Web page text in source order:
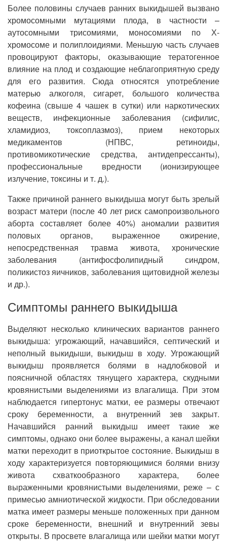
Более половины случаев ранних выкидышей вызвано
хромосомными мутациями плода, в частности –
аутосомными трисомиями, моносомиями по Х-
хромосоме и полиплоидиями. Меньшую часть случаев
провоцируют факторы, оказывающие тератогенное
влияние на плод и создающие неблагоприятную среду
для его развития. Сюда относятся употребление
матерью алкоголя, сигарет, большого количества
кофеина (свыше 4 чашек в сутки) или наркотических
веществ, инфекционные заболевания (сифилис,
хламидиоз, токсоплазмоз), прием некоторых
медикаментов (НПВС, ретиноиды,
противомикотические средства, антидепрессанты),
профессиональные вредности (ионизирующее
излучение, токсины и т. д.).
Также причиной раннего выкидыша могут быть зрелый
возраст матери (после 40 лет риск самопроизвольного
аборта составляет более 40%) аномалии развития
половых органов, выраженное ожирение,
непосредственная травма живота, хронические
заболевания (антифосфолипидный синдром,
поликистоз яичников, заболевания щитовидной железы
и др.).
Симптомы раннего выкидыша
Выделяют несколько клинических вариантов раннего
выкидыша: угрожающий, начавшийся, септический и
неполный выкидыши, выкидыш в ходу. Угрожающий
выкидыш проявляется болями в надлобковой и
поясничной областях тянущего характера, скудными
кровянистыми выделениями из влагалища. При этом
наблюдается гипертонус матки, ее размеры отвечают
сроку беременности, а внутренний зев закрыт.
Начавшийся ранний выкидыш имеет такие же
симптомы, однако они более выражены, а канал шейки
матки переходит в приоткрытое состояние. Выкидыш в
ходу характеризуется повторяющимися болями внизу
живота схваткообразного характера, более
выраженными кровянистыми выделениями, реже – с
примесью амниотической жидкости. При обследовании
матка имеет размеры меньше положенных при данном
сроке беременности, внешний и внутренний зевы
открыты. В просвете влагалища или шейки матки могут